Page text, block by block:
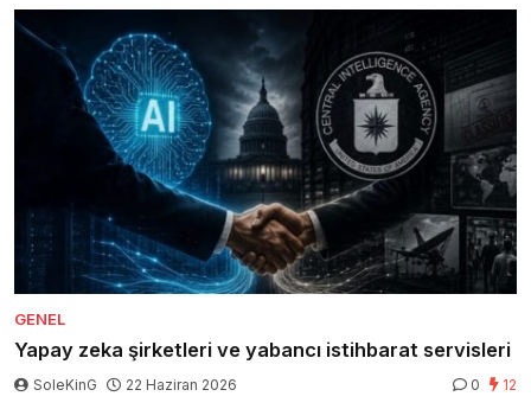
GENEL
Yapay zeka şirketleri ve yabancı istihbarat servisleri
SoleKinG 22 Haziran 2026 0 12